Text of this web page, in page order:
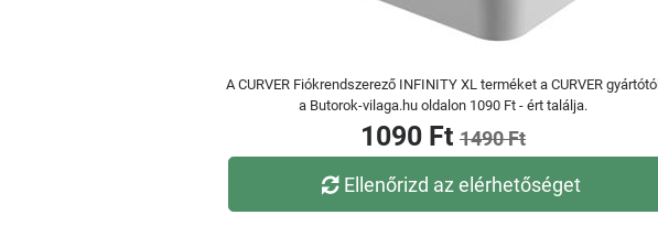
A CURVER Fiókrendszerező INFINITY XL terméket a CURVER gyártótól
a Butorok-vilaga.hu oldalon 1090 Ft - ért találja.
1090 Ft 1490 Ft
Ellenőrizd az elérhetőséget